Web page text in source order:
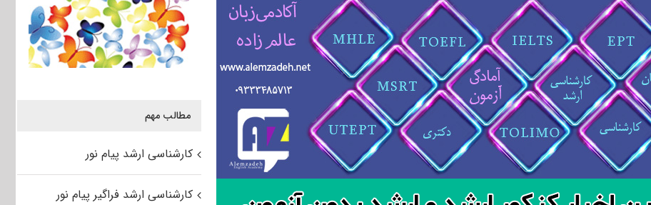
مطالب مهم
کارشناسی ارشد پیام نور
کارشناسی ارشد فراگیر پیام نور